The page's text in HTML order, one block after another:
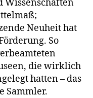
Wissenschaften
Neuheit hat
So
die wirklich
hatten – das
Sammler.